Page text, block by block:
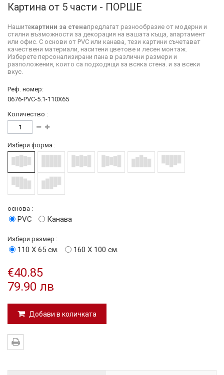
Картина от 5 части - ПОРШЕ
Нашитекартини за стенапредлагат разнообразие от модерни и
стилни възможности за декорация на вашата къща, апартамент
или офис. С основи от PVC или канава, тези картини съчетават
качествени материали, наситени цветове и лесен монтаж.
Изберете персонализирани пана в различни размери и
разположения, които са подходящи за всяка стена. и за всеки
вкус.
Реф. номер:
0676-PVC-5.1-110X65
Количество :
Избери форма :
основа :
PVC Канава
Избери размер :
110 Х 65 см. 160 Х 100 см.
€40.85
79.90 лв
Добави в количката